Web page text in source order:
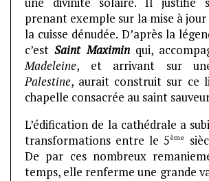
prenant exemple sur la mise à jour
la cuisse dénudée. D’après la
c’estSaint Maximinqui,
Madeleine, et arrivant sur
Palestine, aurait construit sur ce
chapelle consacrée au saint
L’édification de la cathédrale a
transformations entre le 5ème
De par ces nombreux
temps, elle renferme une grande